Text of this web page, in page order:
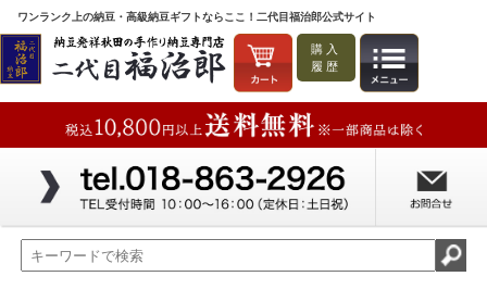
ワンランク上の納豆・高級納豆ギフトならここ！二代目福治郎公式サイト
購入
履歴